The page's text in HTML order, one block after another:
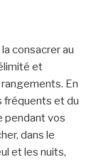
consacrer au
et
En
fréquents et du
pendant vos
dans le
et les nuits,